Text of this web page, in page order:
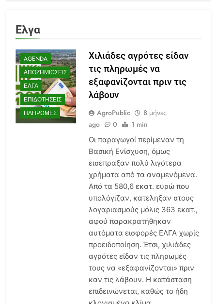
Ελγα
AGENDA
ΑΠΟΖΗΜΙΏΣΕΙΣ
ΕΛΓΆ
ΕΠΙΔΟΤΉΣΕΙΣ
ΠΛΗΡΩΜΈΣ
Χιλιάδες αγρότες είδαν
τις πληρωμές να
εξαφανίζονται πριν τις
λάβουν
AgroPublic
8 μήνες
ago
0 1 min
Οι παραγωγοί περίμεναν τη
Βασική Ενίσχυση, όμως
εισέπραξαν πολύ λιγότερα
χρήματα από τα αναμενόμενα.
Από τα 580,6 εκατ. ευρώ που
υπολόγιζαν, κατέληξαν στους
λογαριασμούς μόλις 363 εκατ.,
αφού παρακρατήθηκαν
αυτόματα εισφορές ΕΛΓΑ χωρίς
προειδοποίηση. Έτσι, χιλιάδες
αγρότες είδαν τις πληρωμές
τους να «εξαφανίζονται» πριν
καν τις λάβουν. Η κατάσταση
επιδεινώνεται, καθώς το ήδη